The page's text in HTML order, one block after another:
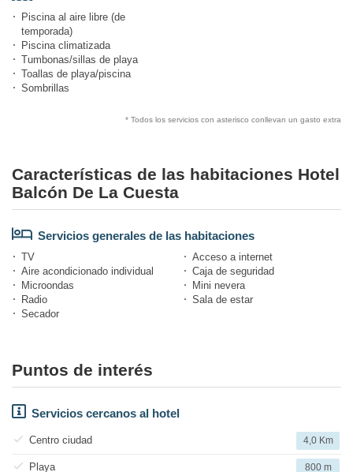
Piscina al aire libre (de
temporada)
Piscina climatizada
Tumbonas/sillas de playa
Toallas de playa/piscina
Sombrillas
* Todos los servicios con asterisco conllevan un gasto extra
Características de las habitaciones Hotel
Balcón De La Cuesta
Servicios generales de las habitaciones
TV
Acceso a internet
Aire acondicionado individual
Caja de seguridad
Microondas
Mini nevera
Radio
Sala de estar
Secador
Puntos de interés
Servicios cercanos al hotel
Centro ciudad 4,0 Km
Playa 800 m